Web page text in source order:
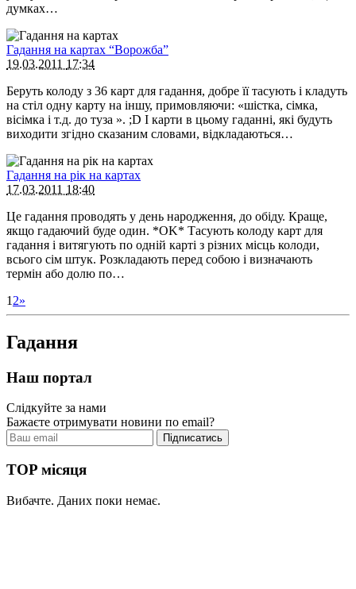
думках…
Гадання на картах “Ворожба”
19.03.2011 17:34
Беруть колоду з 36 карт для гадання, добре її тасують і кладуть
на стіл одну карту на іншу, примовляючи: «шістка, сімка,
вісімка і т.д. до туза ». ;D І карти в цьому гаданні, які будуть
виходити згідно сказаним словами, відкладаються…
Гадання на рік на картах
17.03.2011 18:40
Це гадання проводять у день народження, до обіду. Краще,
якщо гадаючий буде один. *OK* Тасують колоду карт для
гадання і витягують по одній карті з різних місць колоди,
всього сім штук. Розкладають перед собою і визначають
термін або долю по…
1 2»
Гадання
Наш портал
Слідкуйте за нами
Бажаєте отримувати новини по email?
TOP місяця
Вибачте. Даних поки немає.